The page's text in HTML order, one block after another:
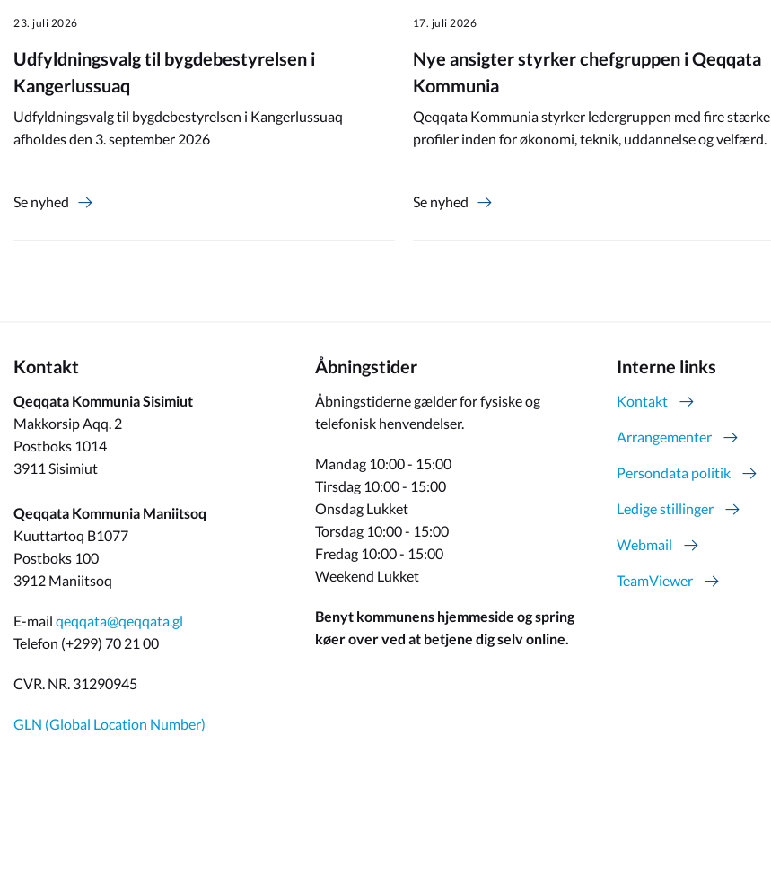
23. juli 2026
Udfyldningsvalg til bygdebestyrelsen i
Kangerlussuaq
Udfyldningsvalg til bygdebestyrelsen i Kangerlussuaq
afholdes den 3. september 2026
Se nyhed
17. juli 2026
Nye ansigter styrker chefgruppen i Qeqqata
Kommunia
Qeqqata Kommunia styrker ledergruppen med fire stærke
profiler inden for økonomi, teknik, uddannelse og velfærd.
Se nyhed
Kontakt
Qeqqata Kommunia Sisimiut
Makkorsip Aqq. 2
Postboks 1014
3911 Sisimiut
Qeqqata Kommunia Maniitsoq
Kuuttartoq B1077
Postboks 100
3912 Maniitsoq
E-mail qeqqata@qeqqata.gl
Telefon (+299) 70 21 00
CVR. NR. 31290945
GLN (Global Location Number)
Åbningstider
Åbningstiderne gælder for fysiske og
telefonisk henvendelser.
Mandag 10:00 - 15:00
Tirsdag 10:00 - 15:00
Onsdag Lukket
Torsdag 10:00 - 15:00
Fredag 10:00 - 15:00
Weekend Lukket
Benyt kommunens hjemmeside og spring
køer over ved at betjene dig selv online.
Interne links
Kontakt
Arrangementer
Persondata politik
Ledige stillinger
Webmail
TeamViewer